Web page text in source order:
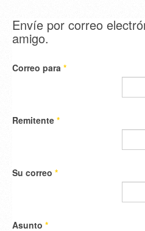
Envíe por correo
amigo.
Correo para *
Remitente *
Su correo *
Asunto *